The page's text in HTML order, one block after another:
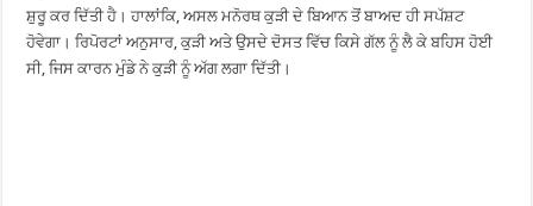
ਸ਼ੁਰੂ ਕਰ ਦਿੱਤੀ ਹੈ। ਹਾਲਾਂਕਿ, ਅਸਲ ਮਨੋਰਥ ਕੁੜੀ ਦੇ ਬਿਆਨ ਤੋਂ ਬਾਅਦ ਹੀ ਸਪੱਸ਼ਟ
ਹੋਵੇਗਾ। ਰਿਪੋਰਟਾਂ ਅਨੁਸਾਰ, ਕੁੜੀ ਅਤੇ ਉਸਦੇ ਦੋਸਤ ਵਿੱਚ ਕਿਸੇ ਗੱਲ ਨੂੰ ਲੈ ਕੇ ਬਹਿਸ ਹੋਈ
ਸੀ, ਜਿਸ ਕਾਰਨ ਮੁੰਡੇ ਨੇ ਕੁੜੀ ਨੂੰ ਅੱਗ ਲਗਾ ਦਿੱਤੀ।